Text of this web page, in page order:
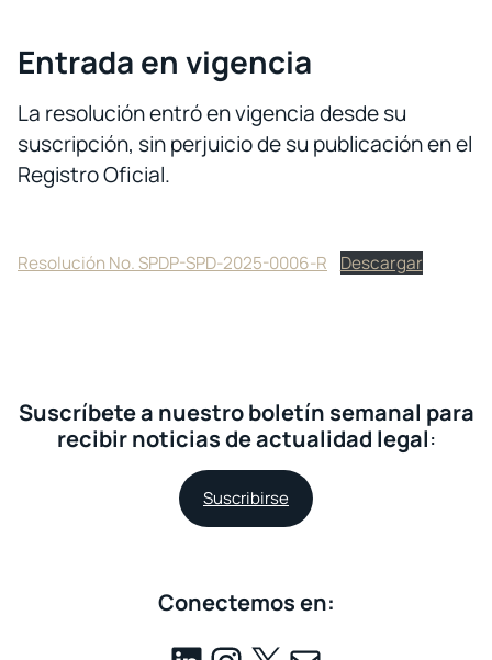
Entrada en vigencia
La resolución entró en vigencia desde su
suscripción, sin perjuicio de su publicación en el
Registro Oficial.
Resolución No. SPDP-SPD-2025-0006-R Descargar
Suscríbete a nuestro boletín semanal para
recibir noticias de actualidad legal:
Suscribirse
Conectemos en: